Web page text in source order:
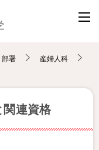
部署
産婦人科
関連資格